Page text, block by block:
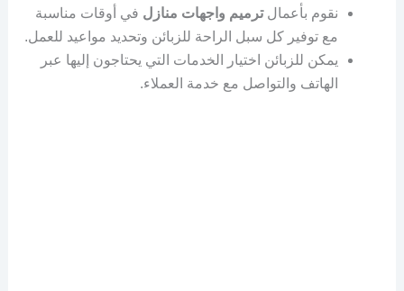
نقوم بأعمالترميم واجهات منازل في أوقات مناسبة
مع توفير كل سبل الراحة للزبائن وتحديد مواعيد للعمل.
يمكن للزبائن اختيار الخدمات التي يحتاجون إليها عبر
الهاتف والتواصل مع خدمة العملاء.